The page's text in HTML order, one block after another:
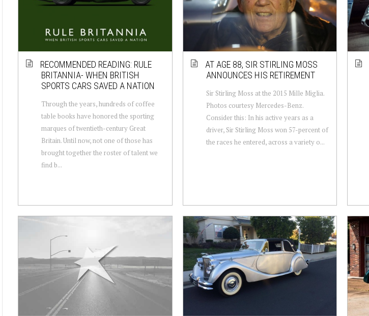
RECOMMENDED READING: RULE
BRITANNIA- WHEN BRITISH
SPORTS CARS SAVED A NATION
Through the years, hundreds of coffee
table books have honored the sporting
marques of twentieth-century Great
Britain. Until now, not one of those has
brought together the roster of talent we
find b...
AT AGE 88, SIR STIRLING MOSS
ANNOUNCES HIS RETIREMENT
Sir Stirling Moss at the 2015 Mille Miglia.
Photos courtesy Mercedes-Benz.
Consider this: In his active years as a
driver, Sir Stirling Moss won 57-percent of
the races he entered, across a variety o...